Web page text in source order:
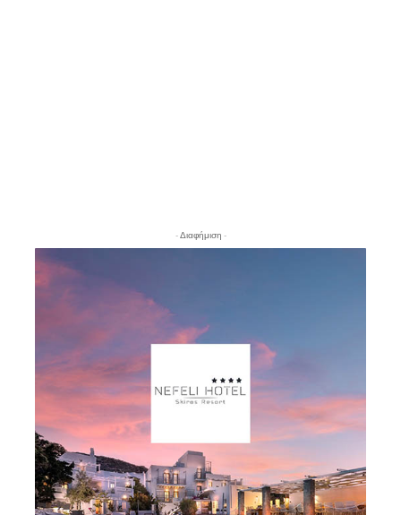
- Διαφήμιση -